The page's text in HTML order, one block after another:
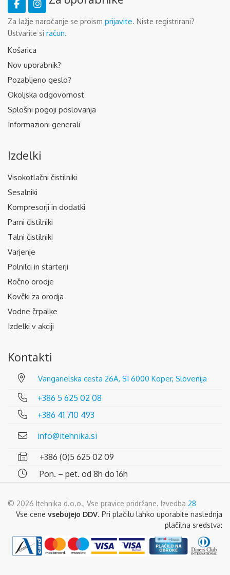
Za lažje naročanje se proism prijavite. Niste registrirani?
Ustvarite si račun.
Košarica
Nov uporabnik?
Pozabljeno geslo?
Okoljska odgovornost
Splošni pogoji poslovanja
Informazioni generali
Izdelki
Visokotlačni čistilniki
Sesalniki
Kompresorji in dodatki
Parni čistilniki
Talni čistilniki
Varjenje
Polnilci in starterji
Ročno orodje
Kovčki za orodja
Vodne črpalke
Izdelki v akciji
Kontakti
Vanganelska cesta 26A, SI 6000 Koper, Slovenija
+386 5 625 02 08
+386 41 710 493
info@itehnika.si
+386 (0)5 625 02 09
Pon. – pet. od 8h do 16h
© 2026 Itehnika d.o.o., Vse pravice pridržane. Izvedba 28
Vse cene vsebujejo DDV. Pri plačilu lahko uporabite naslednja
plačilna sredstva: